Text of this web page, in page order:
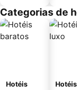
Categorias de
Hotéis